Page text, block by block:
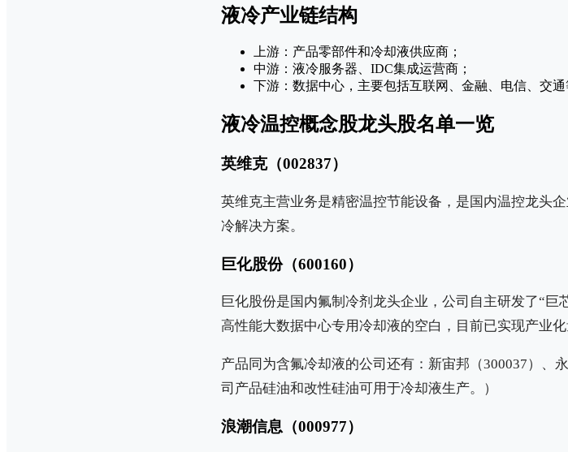
液冷产业链结构
上游：产品零部件和冷却液供应商；
中游：液冷服务器、IDC集成运营商；
下游：数据中心，主要包括互联网、金融、电信、交
液冷温控概念股龙头股名单一览
英维克（002837）
英维克主营业务是精密温控节能设备，是国内温控龙头
冷解决方案。
巨化股份（600160）
巨化股份是国内氟制冷剂龙头企业，公司自主研发了“
高性能大数据中心专用冷却液的空白，目前已实现产业化
产品同为含氟冷却液的公司还有：新宙邦（300037）、
司产品硅油和改性硅油可用于冷却液生产。）
浪潮信息（000977）